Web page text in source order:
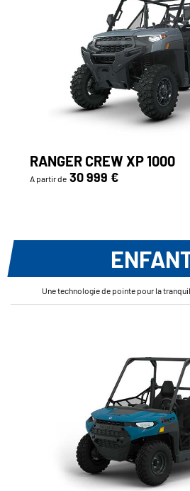
RANGER CREW XP 1000
A partir de 30 999 €
Une technologie de pointe pour la